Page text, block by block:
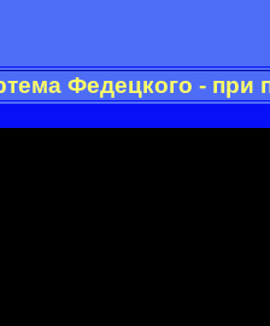
Федецкого - при